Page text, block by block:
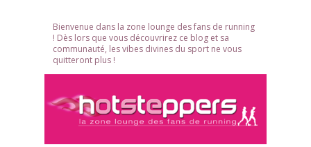
Bienvenue dans la zone lounge des fans de running
! Dès lors que vous découvrirez ce blog et sa
communauté, les vibes divines du sport ne vous
quitteront plus !